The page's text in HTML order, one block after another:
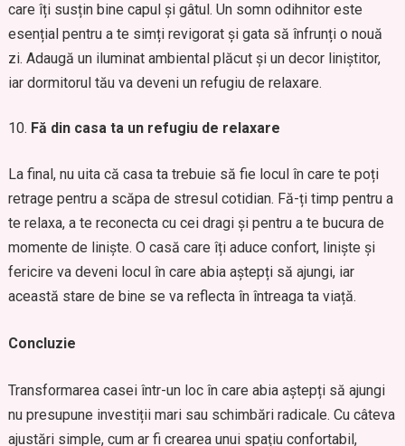
care îți susțin bine capul și gâtul. Un somn odihnitor este
esențial pentru a te simți revigorat și gata să înfrunți o nouă
zi. Adaugă un iluminat ambiental plăcut și un decor liniștitor,
iar dormitorul tău va deveni un refugiu de relaxare.
Fă din casa ta un refugiu de relaxare
La final, nu uita că casa ta trebuie să fie locul în care te poți
retrage pentru a scăpa de stresul cotidian. Fă-ți timp pentru a
te relaxa, a te reconecta cu cei dragi și pentru a te bucura de
momente de liniște. O casă care îți aduce confort, liniște și
fericire va deveni locul în care abia aștepți să ajungi, iar
această stare de bine se va reflecta în întreaga ta viață.
Concluzie
Transformarea casei într-un loc în care abia aștepți să ajungi
nu presupune investiții mari sau schimbări radicale. Cu câteva
ajustări simple, cum ar fi crearea unui spațiu confortabil,